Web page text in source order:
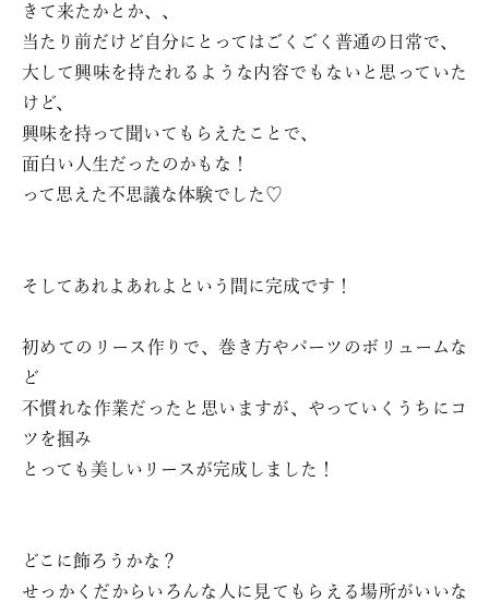
きて来たかとか、、
当たり前だけど自分にとってはごくごく普通の日常で、
大して興味を持たれるような内容でもないと思っていた
けど、
興味を持って聞いてもらえたことで、
面白い人生だったのかもな！
って思えた不思議な体験でした♡
そしてあれよあれよという間に完成です！
初めてのリース作りで、巻き方やパーツのボリュームな
ど
不慣れな作業だったと思いますが、やっていくうちにコ
ツを掴み
とっても美しいリースが完成しました！
どこに飾ろうかな？
せっかくだからいろんな人に見てもらえる場所がいいな